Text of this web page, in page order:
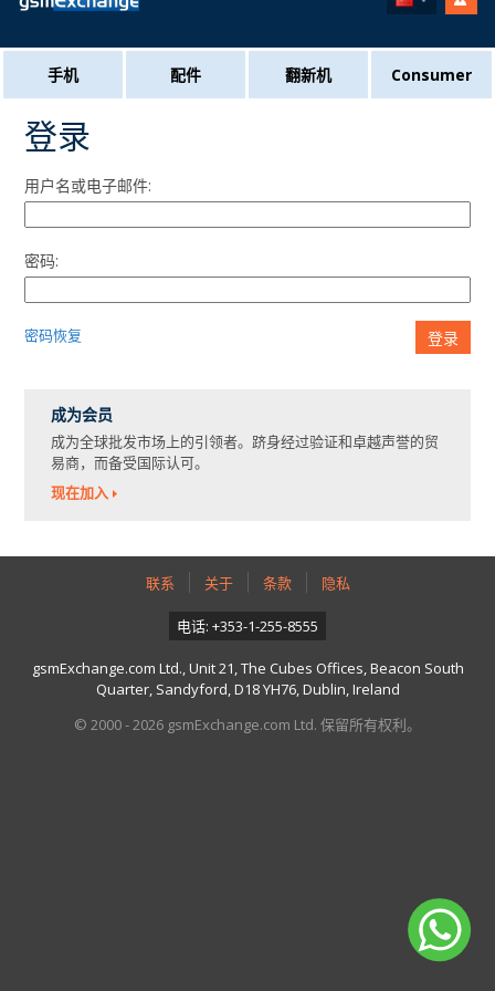
手机 配件 翻新机 Consumer
登录
用户名或电子邮件:
密码:
密码恢复 登录
成为会员
成为全球批发市场上的引领者。跻身经过验证和卓越声誉的贸
易商，而备受国际认可。
现在加入
联系 关于 条款 隐私
电话: +353-1-255-8555
gsmExchange.com Ltd., Unit 21, The Cubes Offices, Beacon South
Quarter, Sandyford, D18 YH76, Dublin, Ireland
© 2000 - 2026 gsmExchange.com Ltd. 保留所有权利。